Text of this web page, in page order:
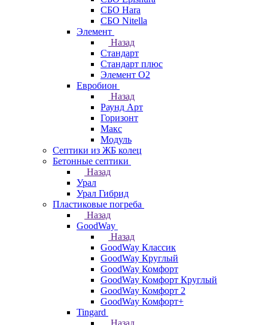
СБО Hara
СБО Nitella
Элемент
Назад
Стандарт
Стандарт плюс
Элемент О2
Евробион
Назад
Раунд Арт
Горизонт
Макс
Модуль
Септики из ЖБ колец
Бетонные септики
Назад
Урал
Урал Гибрид
Пластиковые погреба
Назад
GoodWay
Назад
GoodWay Классик
GoodWay Круглый
GoodWay Комфорт
GoodWay Комфорт Круглый
GoodWay Комфорт 2
GoodWay Комфорт+
Tingard
Назад